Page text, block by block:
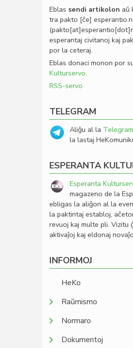
Eblas sendi artikolon aŭ
tra pakto [ĉe] esperantio.
esperantaj civitanoj kaj
por la ceteraj.
Eblas donaci monon por
Kulturservo.
RSS-servo
TELEGRAM
Aliĝu al la
la lastaj
ESPERANTA
Esperanta
magazeno de la
ebligas la aliĝon al la
la paktintaj establoj,
revuoj kaj multe pli. Vizitu
aktivaĵoj kaj eldonaj
INFORMOJ
HeKo
Raŭmismo
Normaro
Dokumentoj